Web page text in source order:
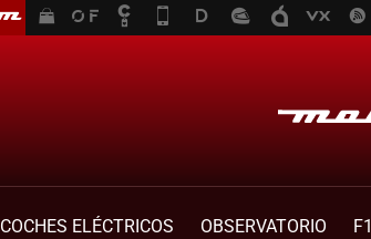
COCHES ELÉCTRICOS OBSERVATORIO F1